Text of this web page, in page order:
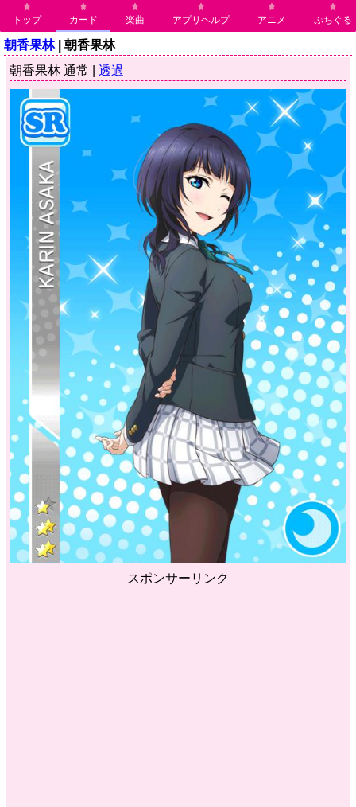
トップ カード 楽曲 アプリヘルプ アニメ ぷちぐる
朝香果林| 朝香果林
朝香果林 通常 | 透過
スポンサーリンク